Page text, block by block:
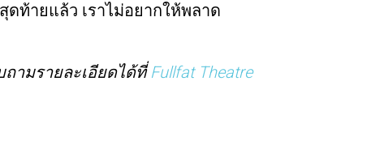
ท้ายแล้ว เราไม่อยากให้พลาด
ถามรายละเอียดได้ที่ Fullfat Theatre